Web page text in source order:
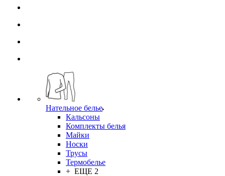
Нательное белье
Кальсоны
Комплекты белья
Майки
Носки
Трусы
Термобелье
+ ЕЩЕ 2